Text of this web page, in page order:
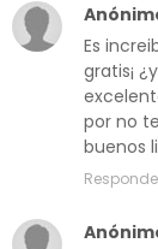
Es
gratis¡
por no
buenos